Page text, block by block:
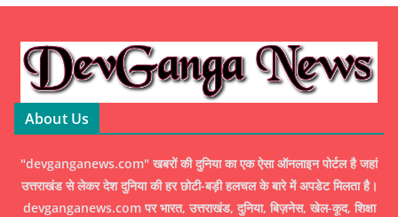
About Us
"devganganews.com" खबरों की दुनिया का एक ऐसा ऑनलाइन पोर्टल है जहां
उत्तराखंड से लेकर देश दुनिया की हर छोटी-बड़ी हलचल के बारे में अपडेट मिलता है।
devganganews.com पर भारत, उत्तराखंड, दुनिया, बिज़नेस, खेल-कूद, शिक्षा